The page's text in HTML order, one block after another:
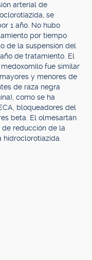
arterial de
se
1 año. No hubo
por tiempo
de la suspensión del
de tratamiento. El
fue similar
y menores de
de raza negra
como se ha
bloqueadores del
beta. El olmesartán
reducción de la